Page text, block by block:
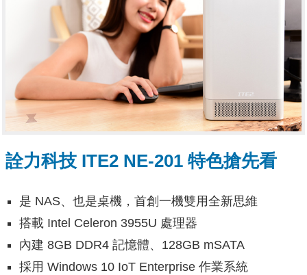
詮力科技 ITE2 NE-201 特色搶先看
是 NAS、也是桌機，首創一機雙用全新思維
搭載 Intel Celeron 3955U 處理器
內建 8GB DDR4 記憶體、128GB mSATA
採用 Windows 10 IoT Enterprise 作業系統